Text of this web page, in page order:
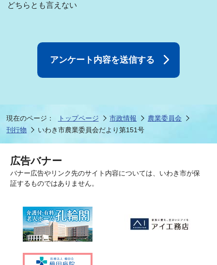
どちらとも言えない
現在のページ： トップページ 市政情報
農業委員会
刊行物
いわき市農業委員会だより第151号
広告バナー
バナー広告やリンク先のサイト内容については、いわき市が保
証するものではありません。